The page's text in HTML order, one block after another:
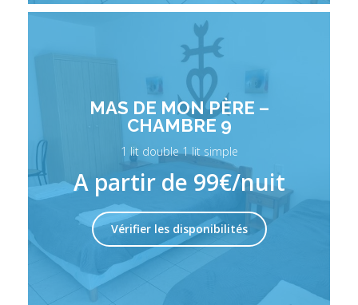
MAS DE MON PÈRE –
CHAMBRE 9
1 lit double 1 lit simple
A partir de 99€/nuit
Vérifier les disponibilités